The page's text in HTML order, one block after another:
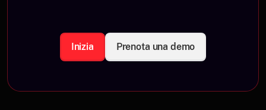
Inizia Prenota una demo